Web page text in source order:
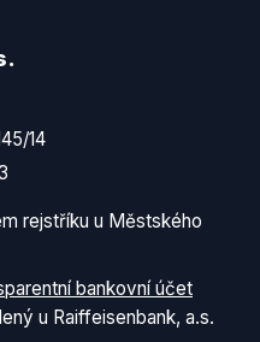
14
rejstříku u Městského
bankovní účet
u Raiffeisenbank, a.s.